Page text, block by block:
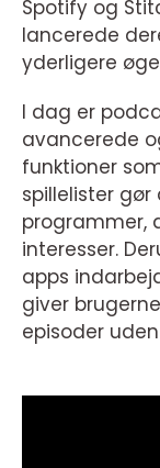
Spotify og
lancerede
yderligere
I dag er
avancerede
funktioner
spillelister
programmer,
interesser.
apps
giver
episoder